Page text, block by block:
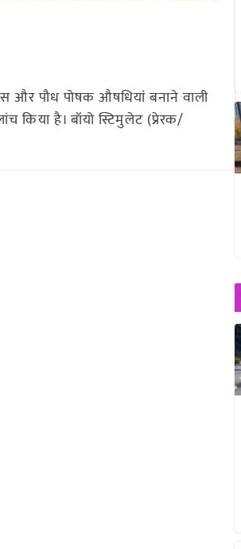
और पौध पोषक औषधियां बनाने वाली
किया है। बॉयो स्टिमुलेट (प्रेरक/